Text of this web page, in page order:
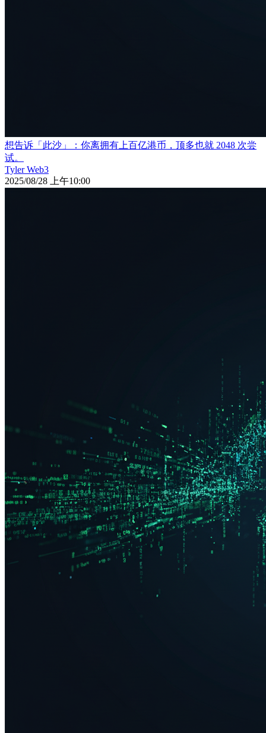
想告诉「此沙」：你离拥有上百亿港币，顶多也就 2048 次尝
试。
Tyler Web3
2025/08/28 上午10:00